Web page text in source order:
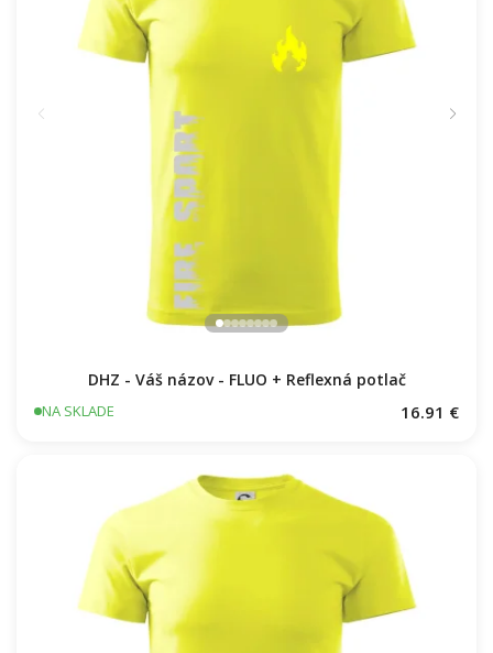
DHZ - Váš názov - FLUO + Reflexná potlač
NA SKLADE 16.91 €